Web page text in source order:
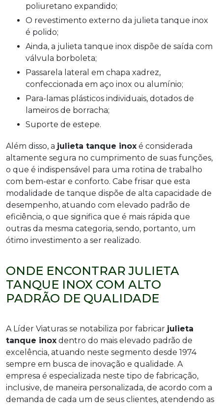
poliuretano expandido;
O revestimento externo da julieta tanque inox
é polido;
Ainda, a julieta tanque inox dispõe de saída com
válvula borboleta;
Passarela lateral em chapa xadrez,
confeccionada em aço inox ou alumínio;
Para-lamas plásticos individuais, dotados de
lameiros de borracha;
Suporte de estepe.
Além disso, a julieta tanque inox é considerada
altamente segura no cumprimento de suas funções,
o que é indispensável para uma rotina de trabalho
com bem-estar e conforto. Cabe frisar que esta
modalidade de tanque dispõe de alta capacidade de
desempenho, atuando com elevado padrão de
eficiência, o que significa que é mais rápida que
outras da mesma categoria, sendo, portanto, um
ótimo investimento a ser realizado.
ONDE ENCONTRAR JULIETA
TANQUE INOX COM ALTO
PADRÃO DE QUALIDADE
A Líder Viaturas se notabiliza por fabricar julieta
tanque inox dentro do mais elevado padrão de
excelência, atuando neste segmento desde 1974
sempre em busca de inovação e qualidade. A
empresa é especializada neste tipo de fabricação,
inclusive, de maneira personalizada, de acordo com a
demanda de cada um de seus clientes, atendendo as